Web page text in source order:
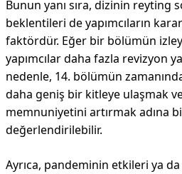
Bunun yanı sıra, dizinin reyting
beklentileri de yapımcıların
faktördür. Eğer bir bölümün
yapımcılar daha fazla revizyon
nedenle, 14. bölümün
daha geniş bir kitleye ulaşmak
memnuniyetini artırmak adına
değerlendirilebilir.
Ayrıca, pandeminin etkileri ya